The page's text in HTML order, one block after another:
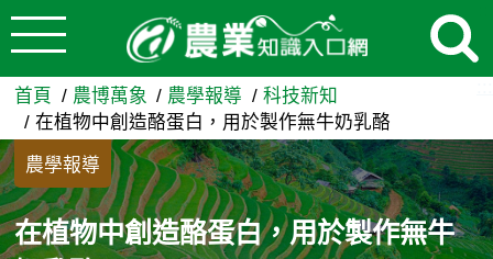
跳到主要內容
在植物中創造酪蛋白，用於
首頁 農博萬象 農學報導
科技新知
在植物中創造酪蛋白，用於製作無牛奶乳酪
農學報導
在植物中創造酪蛋白，用於製作無牛